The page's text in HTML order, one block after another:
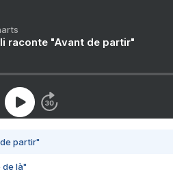
raconte "Avant de partir"
partir"
de là"